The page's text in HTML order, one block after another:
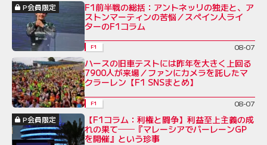
P会員限定
F1前半戦の総括：アントネッリの独走と、ア
ストンマーティンの苦悩／スペイン人ライ
ターのF1コラム
F1 08-07
ハースの旧車テストには昨年を大きく上回る
7900人が来場／ファンにカメラを託したマ
クラーレン【F1 SNSまとめ】
F1
08-07
P会員限定
【F1コラム：利権と闘争】利益至上主義の成
れの果て──『マレーシアでバーレーンGP
を開催』という珍事